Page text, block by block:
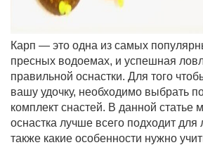
Карп — это одна из самых
пресных водоемах, и успешная
правильной оснастки. Для того
вашу удочку, необходимо выбрать
комплект снастей. В данной статье
оснастка лучше всего подходит для
также какие особенности нужно